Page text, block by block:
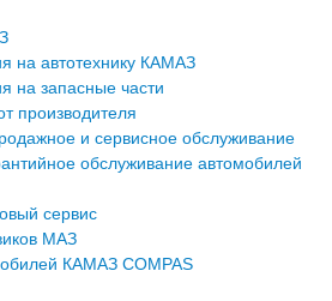
на автотехнику КАМАЗ
на запасные части
производителя
и сервисное обслуживание
обслуживание автомобилей
сервис
МАЗ
КАМАЗ COMPAS